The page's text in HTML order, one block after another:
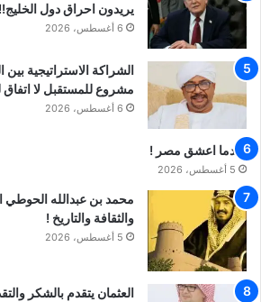
يريدون احراق دول الخليج!!
6 أغسطس، 2026
الشراكة الاستراتيجية
مشروع للمستقبل لا
6 أغسطس، 2026
عندما اعشق مصر !
5 أغسطس، 2026
محمد بن عبدالله الحوطي
والثقافة والتاريخ !
5 أغسطس، 2026
العثمان يتقدم بالشكر